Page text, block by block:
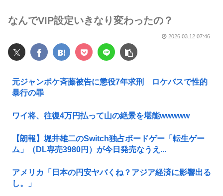
なんでVIP設定いきなり変わったの？
2026.03.12 07:46
元ジャンポケ斉藤被告に懲役7年求刑 ロケバスで性的
暴行の罪
ワイ将、往復4万円払って山の絶景を堪能wwwww
【朗報】堀井雄二のSwitch独占ボードゲー「転生ゲー
ム」（DL専売3980円）が今日発売なうえ...
アメリカ「日本の円安ヤバくね？アジア経済に影響出る
し。」